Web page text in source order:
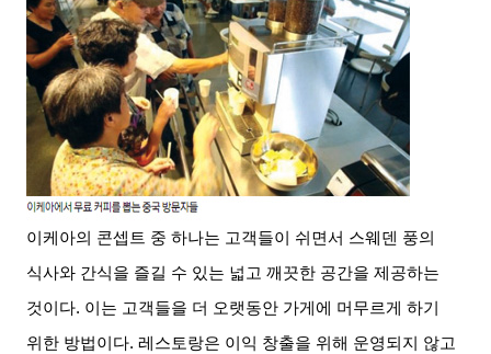
이케아의 콘셉트 중 하나는 고객들이 쉬면서 스웨덴 풍의
식사와 간식을 즐길 수 있는 넓고 깨끗한 공간을 제공하는
것이다. 이는 고객들을 더 오랫동안 가게에 머무르게 하기
위한 방법이다.레스토랑은 이익 창출을 위해 운영되지 않고